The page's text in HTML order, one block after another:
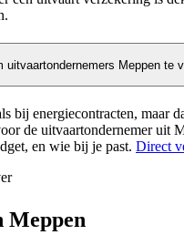
uitvaartondernemers Meppen te
bij energiecontracten, maar
de uitvaartondernemer uit
en wie bij je past. Direct
Meppen